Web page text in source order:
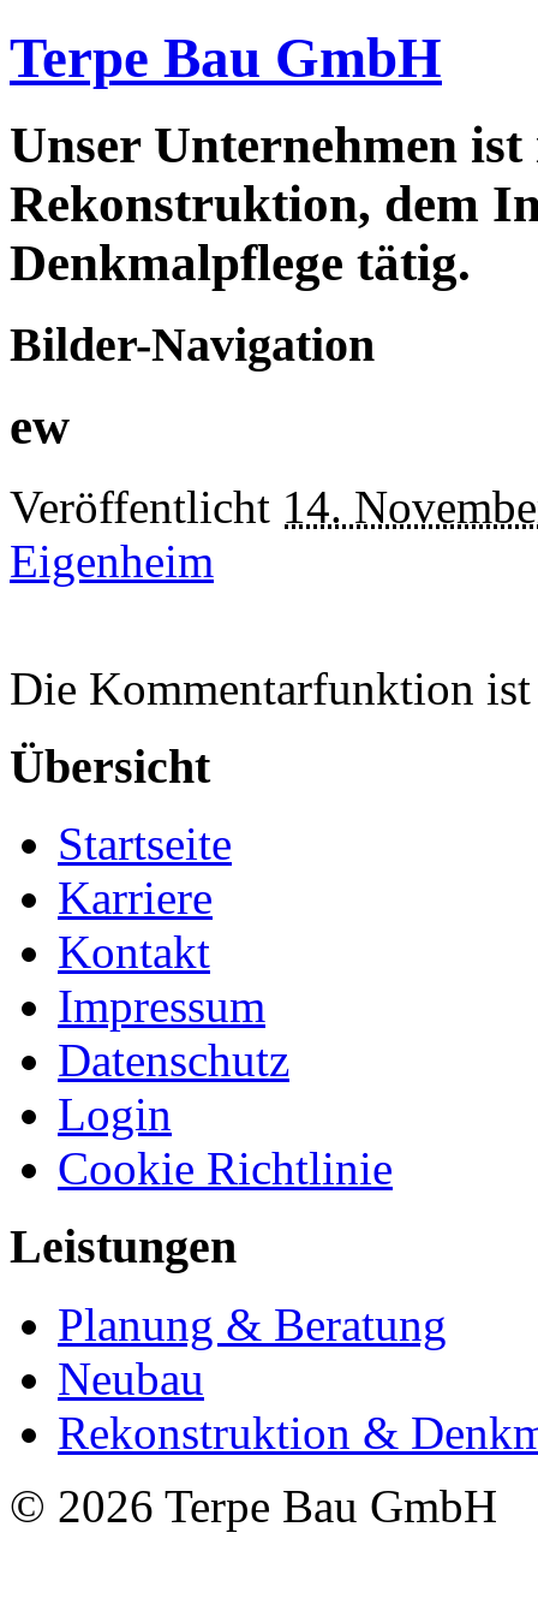
Terpe Bau GmbH
Unser Unternehmen
Rekonstruktion, dem
Denkmalpflege tätig.
Bilder-Navigation
ew
Veröffentlicht 14.
Eigenheim
Die Kommentarfunktion ist
Übersicht
Startseite
Karriere
Kontakt
Impressum
Datenschutz
Login
Cookie Richtlinie
Leistungen
Planung & Beratung
Neubau
Rekonstruktion &
© 2026 Terpe Bau GmbH